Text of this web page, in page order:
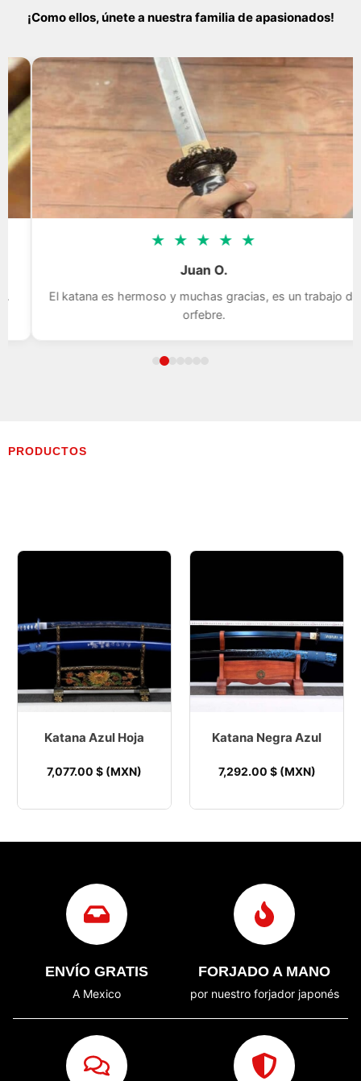
¡Como ellos, únete a nuestra familia de apasionados!
★ ★ ★ ★
Juan O.
El katana es hermoso y muchas gracias, es un trabajo de
orfebre.
PRODUCTOS
Katana Azul Hoja
7,077.00 $ (MXN)
Katana Negra Azul
7,292.00 $ (MXN)
ENVÍO GRATIS
A Mexico
FORJADO A MANO
por nuestro forjador japonés